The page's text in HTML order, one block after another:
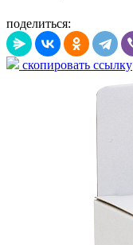
поделиться:
скопировать ссылку